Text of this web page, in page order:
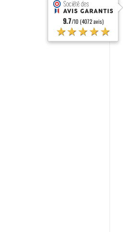
9.7/10 (4072 avis)
★★★★★